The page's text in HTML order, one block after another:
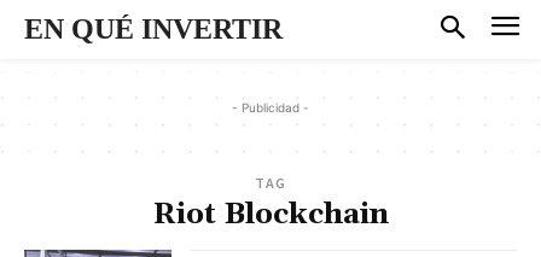
EN QUÉ INVERTIR
- Publicidad -
TAG
Riot Blockchain